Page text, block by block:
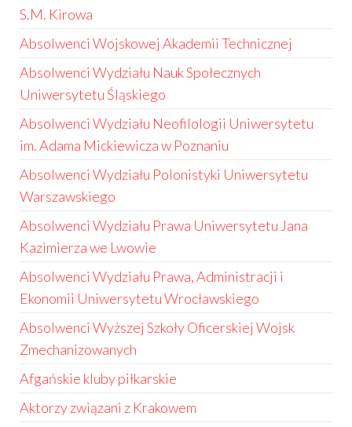
S.M. Kirowa
Absolwenci Wojskowej Akademii Technicznej
Absolwenci Wydziału Nauk Społecznych
Uniwersytetu Śląskiego
Absolwenci Wydziału Neofilologii Uniwersytetu
im. Adama Mickiewicza w Poznaniu
Absolwenci Wydziału Polonistyki Uniwersytetu
Warszawskiego
Absolwenci Wydziału Prawa Uniwersytetu Jana
Kazimierza we Lwowie
Absolwenci Wydziału Prawa, Administracji i
Ekonomii Uniwersytetu Wrocławskiego
Absolwenci Wyższej Szkoły Oficerskiej Wojsk
Zmechanizowanych
Afgańskie kluby piłkarskie
Aktorzy związani z Krakowem